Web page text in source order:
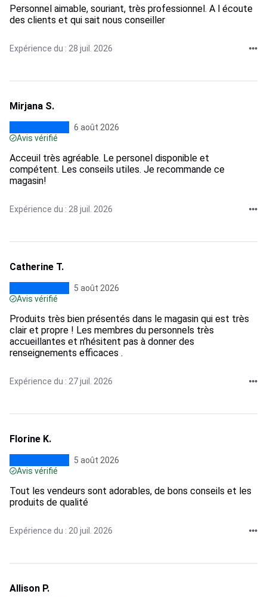
Personnel aimable, souriant, très professionnel. A l écoute
des clients et qui sait nous conseiller
Expérience du : 28 juil. 2026
Mirjana S.
6 août 2026
Avis vérifié
Acceuil très agréable. Le personel disponible et
compétent. Les conseils utiles. Je recommande ce
magasin!
Expérience du : 28 juil. 2026
Catherine T.
5 août 2026
Avis vérifié
Produits très bien présentés dans le magasin qui est très
clair et propre ! Les membres du personnels très
accueillantes et n’hésitent pas à donner des
renseignements efficaces .
Expérience du : 27 juil. 2026
Florine K.
5 août 2026
Avis vérifié
Tout les vendeurs sont adorables, de bons conseils et les
produits de qualité
Expérience du : 20 juil. 2026
Allison P.